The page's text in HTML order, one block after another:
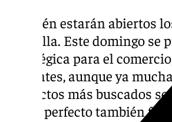
También estarán abiertos
Marbella. Este domingo se
estratégica para el
visitantes, aunque ya
productos más buscados
regalo perfecto también